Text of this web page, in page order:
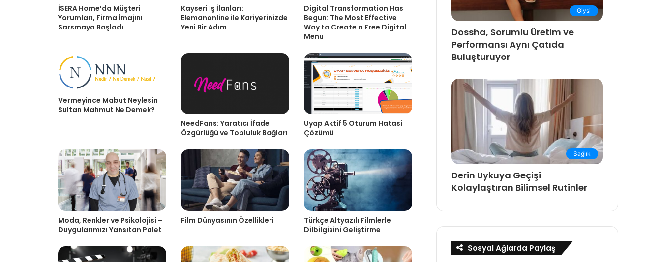
İSERA Home’da Müşteri
Yorumları, Firma İmajını
Sarsmaya Başladı
Kayseri İş İlanları:
Elemanonline ile Kariyerinizde
Yeni Bir Adım
Digital Transformation Has
Begun: The Most Effective
Way to Create a Free Digital
Menu
Vermeyince Mabut Neylesin
Sultan Mahmut Ne Demek?
NeedFans: Yaratıcı İfade
Özgürlüğü ve Topluluk Bağları
Uyap Aktif 5 Oturum Hatasi
Çözümü
Moda, Renkler ve Psikolojisi –
Duygularımızı Yansıtan Palet
Film Dünyasının Özellikleri
Türkçe Altyazılı Filmlerle
Dilbilgisini Geliştirme
Giysi
Dossha, Sorumlu Üretim ve
Performansı Aynı Çatıda
Buluşturuyor
Sağlık
Derin Uykuya Geçişi
Kolaylaştıran Bilimsel Rutinler
Sosyal Ağlarda Paylaş